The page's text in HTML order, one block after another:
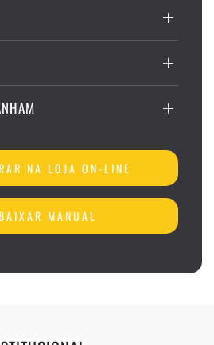
NA LOJA ON-LINE
MANUAL